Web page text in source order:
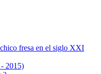
fresa en el siglo XXI
2015)